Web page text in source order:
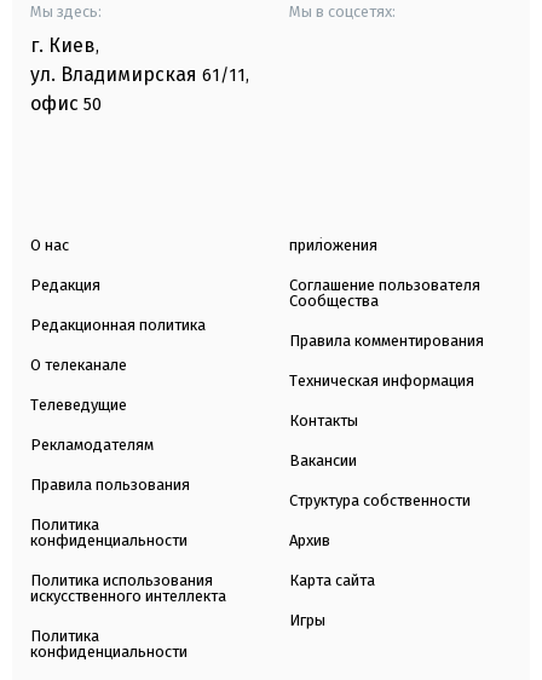
Мы здесь:
г. Киев,
ул. Владимирская 61/11,
офис 50
Мы в соцсетях:
О нас
Редакция
Редакционная политика
О телеканале
Телеведущие
Рекламодателям
Правила пользования
Политика
конфиденциальности
Политика использования
искусственного интеллекта
Политика
конфиденциальности
приложения
Соглашение пользователя
Сообщества
Правила комментирования
Техническая информация
Контакты
Вакансии
Структура собственности
Архив
Карта сайта
Игры